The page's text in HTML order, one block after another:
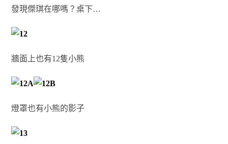
發現傑琪在哪嗎？桌下…
牆面上也有12隻小熊
燈罩也有小熊的影子